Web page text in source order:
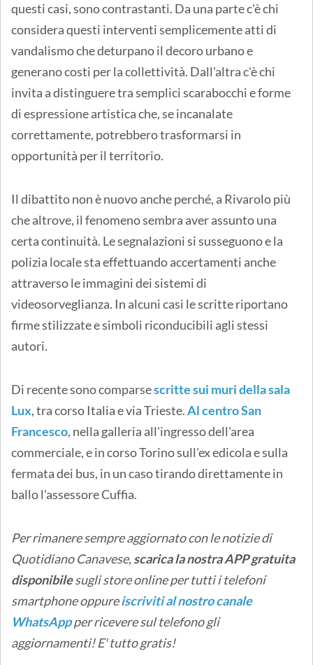
questi casi, sono contrastanti. Da una parte c'è chi
considera questi interventi semplicemente atti di
vandalismo che deturpano il decoro urbano e
generano costi per la collettività. Dall'altra c'è chi
invita a distinguere tra semplici scarabocchi e forme
di espressione artistica che, se incanalate
correttamente, potrebbero trasformarsi in
opportunità per il territorio.
Il dibattito non è nuovo anche perché, a Rivarolo più
che altrove, il fenomeno sembra aver assunto una
certa continuità. Le segnalazioni si susseguono e la
polizia locale sta effettuando accertamenti anche
attraverso le immagini dei sistemi di
videosorveglianza. In alcuni casi le scritte riportano
firme stilizzate e simboli riconducibili agli stessi
autori.
Di recente sono comparsescritte sui muri della sala
Lux, tra corso Italia e via Trieste.Al centro San
Francesco, nella galleria all'ingresso dell'area
commerciale, e in corso Torino sull'ex edicola e sulla
fermata dei bus, in un caso tirando direttamente in
ballo l'assessore Cuffia.
Per rimanere sempre aggiornato con le notizie di
Quotidiano Canavese,scarica la nostra APP gratuita
disponibilesugli store onlineper tutti i telefoni
smartphone oppureiscriviti al nostro canale
WhatsAppper ricevere sul telefono gli
aggiornamenti! E' tutto gratis!